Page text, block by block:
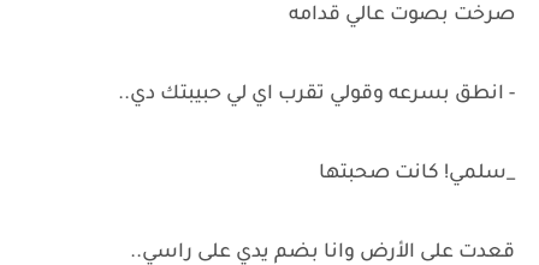
صرخت بصوت عالي قدامه
- انطق بسرعه وقولي تقرب اي لي حبيبتك دي..
_سلمي! كانت صحبتها
قعدت على الأرض وانا بضم يدي على راسي..